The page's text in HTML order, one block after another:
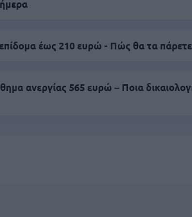
έως 210 ευρώ - Πώς θα τα πάρετε
ανεργίας 565 ευρώ – Ποια